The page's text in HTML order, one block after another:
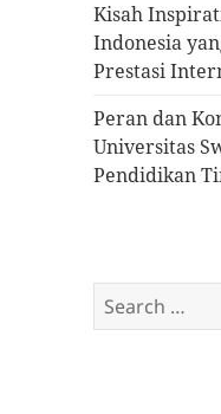
Kisah
Indonesia
Prestasi
Peran dan
Universitas
Pendidikan
Search
for: